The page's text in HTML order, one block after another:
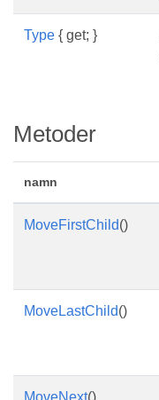
Type { get; }
Metoder
namn
MoveFirstChild()
MoveLastChild()
MoveNext()